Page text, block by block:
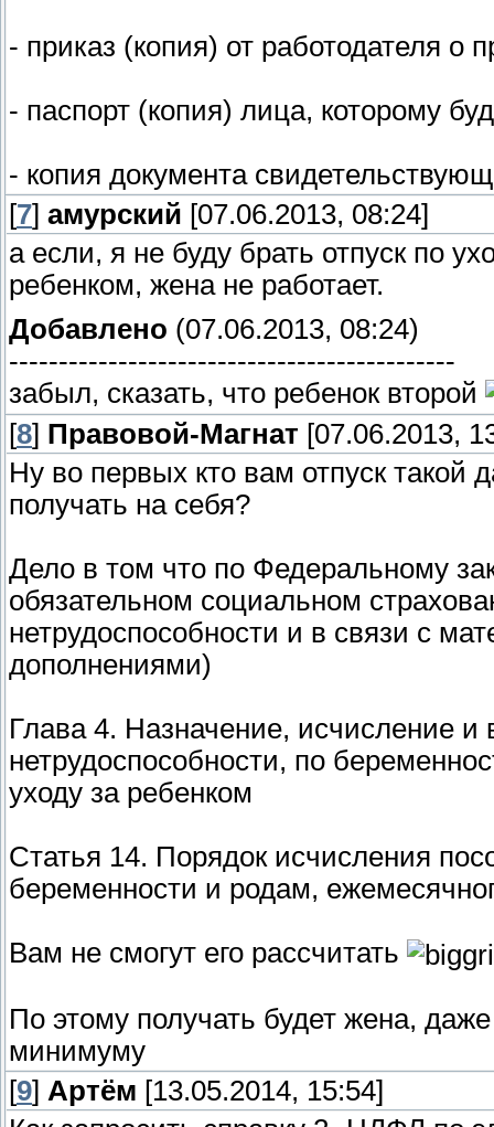
- приказ (копия) от работодателя о
- паспорт (копия) лица, которому
- копия документа
[7] амурский [07.06.2013, 08:24]
а если, я не буду брать отпуск по
ребенком, жена не работает.
Добавлено (07.06.2013, 08:24)
---------------------------------------------
забыл, сказать, что ребенок второй
[8] Правовой-Магнат [07.06.2013,
Ну во первых кто вам отпуск такой
получать на себя?
Дело в том что по Федеральному
обязательном социальном
нетрудоспособности и в связи с
дополнениями)
Глава 4. Назначение, исчисление
нетрудоспособности, по
уходу за ребенком
Статья 14. Порядок исчисления
беременности и родам,
Вам не смогут его рассчитать
По этому получать будет жена,
минимуму
[9] Артём [13.05.2014, 15:54]